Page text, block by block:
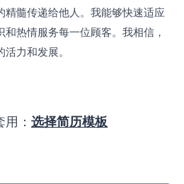
髓传递给他人。我能够快速适应
热情服务每一位顾客。我相信，
力和发展。
： 选择简历模板